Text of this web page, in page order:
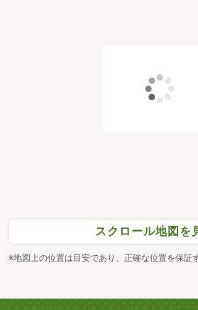
スクロール地図を
※地図上の位置は目安であり、正確な位置を保証